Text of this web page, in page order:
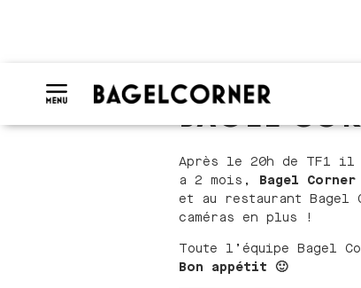
BAGEL
Après le 20h de TF1
a 2 mois, Bagel
et au restaurant
caméras en plus !
Toute l’équipe Bagel
Bon appétit 🙂